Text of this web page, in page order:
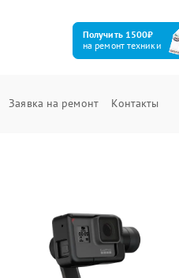
Получить 1500₽
на ремонт техники
Заявка на ремонт Контакты